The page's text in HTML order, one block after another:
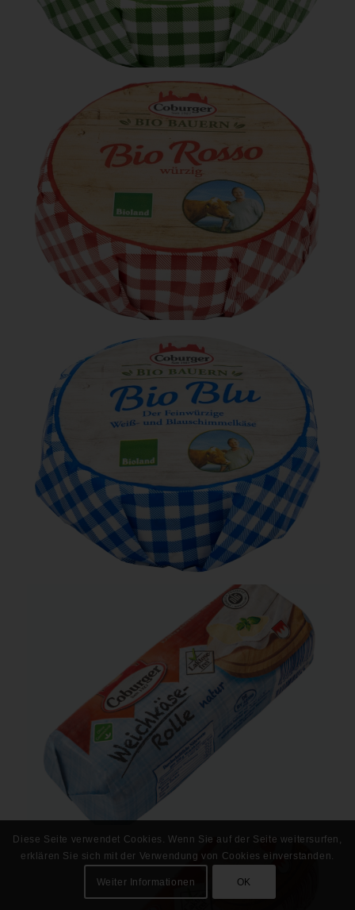
Diese Seite verwendet Cookies. Wenn Sie auf der Seite weitersurfen,
erklären Sie sich mit der Verwendung von Cookies einverstanden.
Weiter Informationen OK